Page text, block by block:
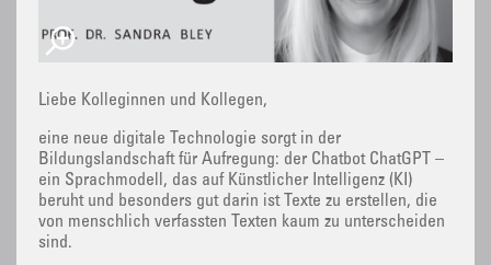
Liebe Kolleginnen und Kollegen,
eine neue digitale Technologie sorgt in der
Bildungslandschaft für Aufregung: der Chatbot ChatGPT –
ein Sprachmodell, das auf Künstlicher Intelligenz (KI)
beruht und besonders gut darin ist Texte zu erstellen, die
von menschlich verfassten Texten kaum zu unterscheiden
sind.